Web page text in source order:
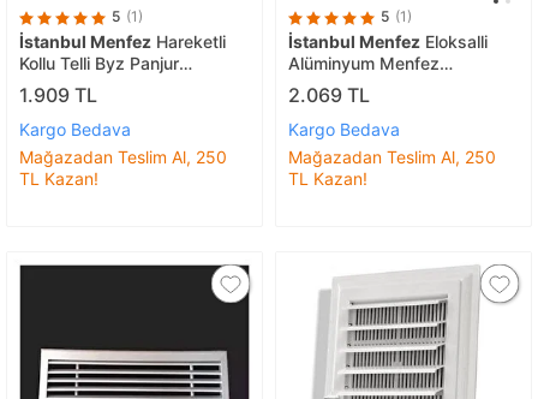
5 (1)
İstanbul Menfez Hareketli
Kollu Telli Byz Panjur
G35*y45
1.909 TL
Kargo Bedava
Mağazadan Teslim Al, 250
TL Kazan!
5 (1)
İstanbul Menfez Eloksalli
Alüminyum Menfez
40x41cm
2.069 TL
Kargo Bedava
Mağazadan Teslim Al, 250
TL Kazan!